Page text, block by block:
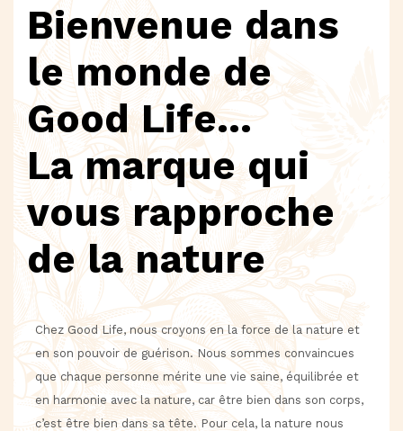
Bienvenue dans
le monde de
Good Life...
La marque qui
vous rapproche
de la nature
Chez Good Life, nous croyons en la force de la nature et
en son pouvoir de guérison. Nous sommes convaincues
que chaque personne mérite une vie saine, équilibrée et
en harmonie avec la nature, car être bien dans son corps,
c’est être bien dans sa tête. Pour cela, la nature nous